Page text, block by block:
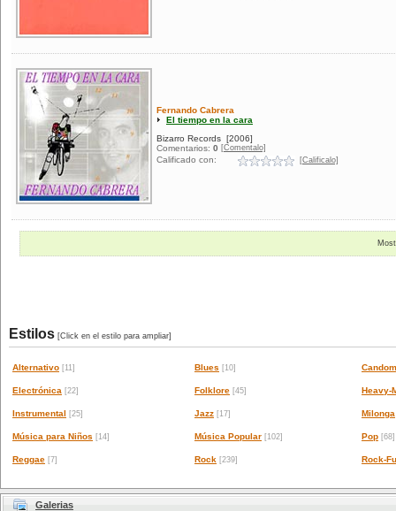
Fernando Cabrera
El tiempo en la cara
Bizarro Records [2006]
Comentarios: 0 [Comentalo]
Calificado con: [Calificalo]
Estilos [Click en el estilo para ampliar]
Alternativo [11] Blues [10]
Electrónica [22] Folklore [45] Heavy-
Instrumental [25] Jazz [17] Milonga
Música para Niños [14] Música Popular [102] Pop [68]
Reggae [7] Rock [239] Rock-
Galerias